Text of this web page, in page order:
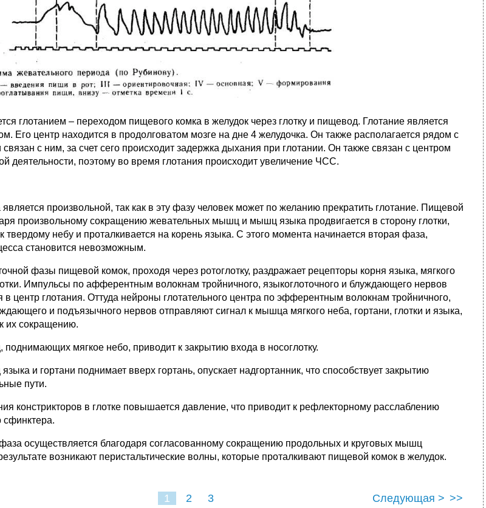
глотанием – переходом пищевого комка в желудок через глотку и пищевод. Глотание является
Его центр находится в продолговатом мозге на дне 4 желудочка. Он также располагается рядом с
с ним, за счет сего происходит задержка дыхания при глотании. Он также связан с центром
деятельности, поэтому во время глотания происходит увеличение ЧСС.
произвольной, так как в эту фазу человек может по желанию прекратить глотание. Пищевой
произвольному сокращению жевательных мышц и мышц языка продвигается в сторону глотки,
твердому небу и проталкивается на корень языка. С этого момента начинается вторая фаза,
становится невозможным.
фазы пищевой комок, проходя через ротоглотку, раздражает рецепторы корня языка, мягкого
Импульсы по афферентным волокнам тройничного, языкоглоточного и блуждающего нервов
в центр глотания. Оттуда нейроны глотательного центра по эфферентным волокнам тройничного,
и подъязычного нервов отправляют сигнал к мышца мягкого неба, гортани, глотки и языка,
их сокращению.
мягкое небо, приводит к закрытию входа в носоглотку.
и гортани поднимает вверх гортань, опускает надгортанник, что способствует закрытию
пути.
констрикторов в глотке повышается давление, что приводит к рефлекторному расслаблению
сфинктера.
осуществляется благодаря согласованному сокращению продольных и круговых мышц
возникают перистальтические волны, которые проталкивают пищевой комок в желудок.
1 2 3 Следующая > >>